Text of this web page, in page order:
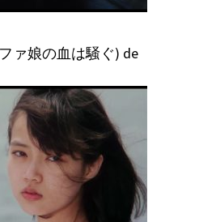
ァ娘の血は騒ぐ) de